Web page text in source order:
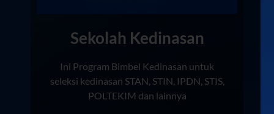
Sekolah Kedinasan
Ini Program Bimbel Kedinasan untuk
seleksi kedinasan STAN, STIN, IPDN, STIS,
POLTEKIM dan lainnya